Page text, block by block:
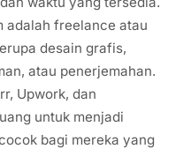
adalah freelance atau
desain grafis,
atau penerjemahan.
Upwork, dan
untuk menjadi
bagi mereka yang